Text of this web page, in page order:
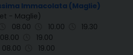
Immacolata (Maglie)
- Maglie)
08.00 10.00
19.30
08.00
19.00
08.00
19.00